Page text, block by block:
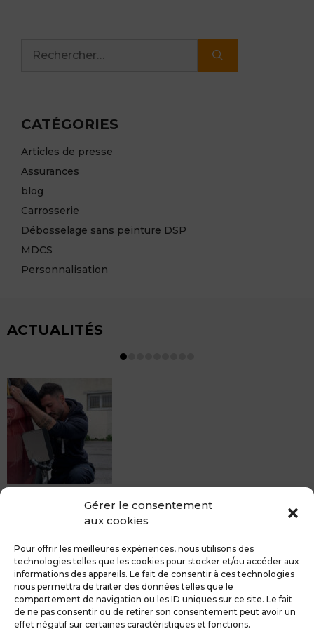
Gérer le consentement
aux cookies
Pour offrir les meilleures expériences, nous utilisons des
technologies telles que les cookies pour stocker et/ou accéder aux
informations des appareils. Le fait de consentir à ces technologies
nous permettra de traiter des données telles que le
comportement de navigation ou les ID uniques sur ce site. Le fait
de ne pas consentir ou de retirer son consentement peut avoir un
effet négatif sur certaines caractéristiques et fonctions.
CATÉGORIES
Articles de presse
Assurances
blog
Carrosserie
Débosselage sans peinture DSP
MDCS
Personnalisation
ACTUALITÉS
peinture, sans rendez-vous mais Avec le sourire :)
du débosselage vous accueille sans rendez-...
MDCS GROUPE Mentions légales